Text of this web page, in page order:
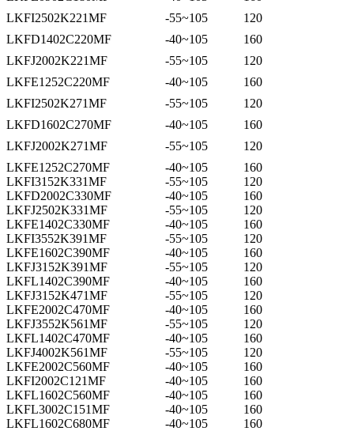
LKFI2502K221MF
-55~105
120
LKFD1402C220MF
-40~105
160
LKFJ2002K221MF
-55~105
120
LKFE1252C220MF
-40~105
160
LKFI2502K271MF
-55~105
120
LKFD1602C270MF
-40~105
160
LKFJ2002K271MF
-55~105
120
LKFE1252C270MF
-40~105
160
LKFI3152K331MF
-55~105
120
LKFD2002C330MF
-40~105
160
LKFJ2502K331MF
-55~105
120
LKFE1402C330MF
-40~105
160
LKFI3552K391MF
-55~105
120
LKFE1602C390MF
-40~105
160
LKFJ3152K391MF
-55~105
120
LKFL1402C390MF
-40~105
160
LKFJ3152K471MF
-55~105
120
LKFE2002C470MF
-40~105
160
LKFJ3552K561MF
-55~105
120
LKFL1402C470MF
-40~105
160
LKFJ4002K561MF
-55~105
120
LKFE2002C560MF
-40~105
160
LKFI2002C121MF
-40~105
160
LKFL1602C560MF
-40~105
160
LKFL3002C151MF
-40~105
160
LKFL1602C680MF
-40~105
160